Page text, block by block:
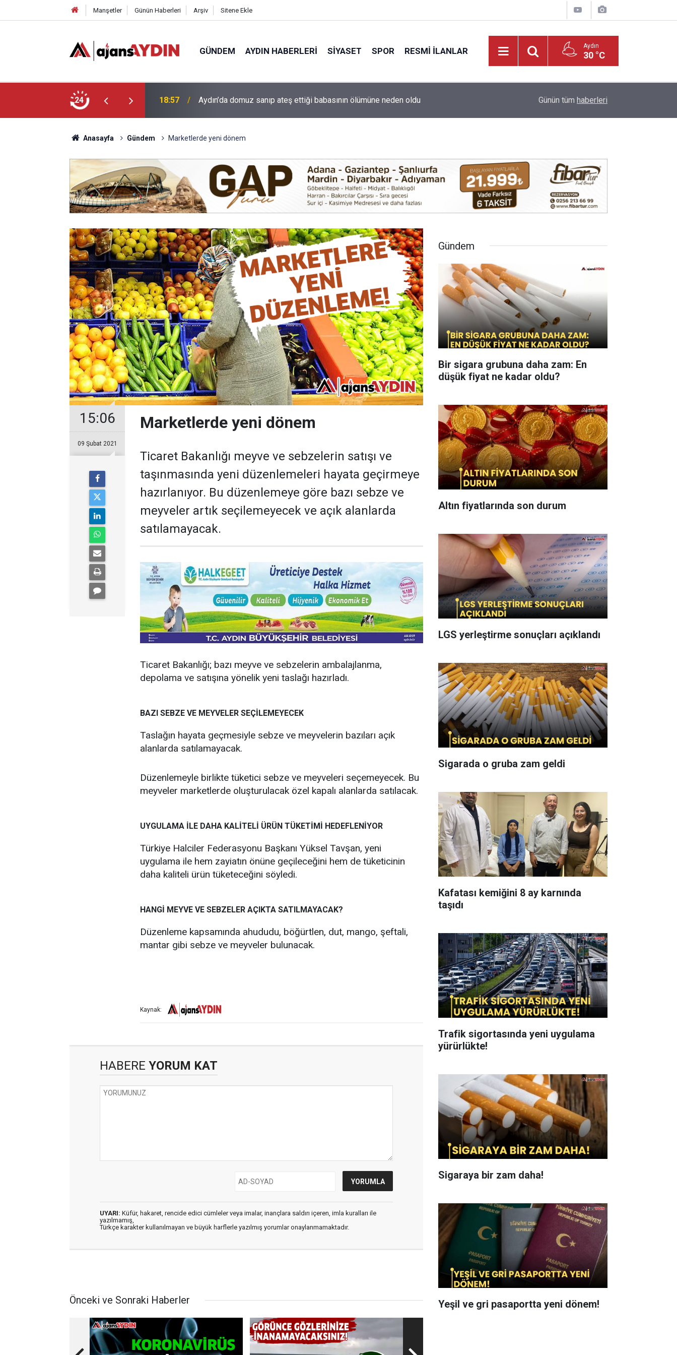
Manşetler Günün Haberleri Arşiv Sitene Ekle
GÜNDEM AYDIN HABERLERI SIYASET SPOR RESMI İLANLAR Aydın
30 °C
24 18:13 Yeni Parti'nin Aydın kurucu yönetimi belli oldu Vali Varol, Adalet Bakan Yardımcısı Can Tuncay'ı
Günün tüm haberleri
Anasayfa Gündem Marketlerde yeni dönem
15:06
09 Şubat 2021
Marketlerde yeni dönem
Ticaret Bakanlığı meyve ve sebzelerin satışı ve
taşınmasında yeni düzenlemeleri hayata geçirmeye
hazırlanıyor. Bu düzenlemeye göre bazı sebze ve
meyveler artık seçilemeyecek ve açık alanlarda
satılamayacak.
Ticaret Bakanlığı; bazı meyve ve sebzelerin ambalajlanma,
depolama ve satışına yönelik yeni taslağı hazırladı.
BAZI SEBZE VE MEYVELER SEÇİLEMEYECEK
Taslağın hayata geçmesiyle sebze ve meyvelerin bazıları açık
alanlarda satılamayacak.
Düzenlemeyle birlikte tüketici sebze ve meyveleri seçemeyecek. Bu
meyveler marketlerde oluşturulacak özel kapalı alanlarda satılacak.
UYGULAMA İLE DAHA KALİTELİ ÜRÜN TÜKETİMİ HEDEFLENİYOR
Türkiye Halciler Federasyonu Başkanı Yüksel Tavşan, yeni
uygulama ile hem zayiatın önüne geçileceğini hem de tüketicinin
daha kaliteli ürün tüketeceğini söyledi.
HANGİ MEYVE VE SEBZELER AÇIKTA SATILMAYACAK?
Düzenleme kapsamında ahududu, böğürtlen, dut, mango, şeftali,
mantar gibi sebze ve meyveler bulunacak.
Kaynak:
HABERE YORUM KAT
UYARI: Küfür, hakaret, rencide edici cümleler veya imalar, inançlara saldırı içeren, imla kuralları ile
yazılmamış,
Türkçe karakter kullanılmayan ve büyük harflerle yazılmış yorumlar onaylanmamaktadır.
Önceki ve Sonraki Haberler
Gündem
Bir sigara grubuna daha zam: En
düşük fiyat ne kadar oldu?
Altın fiyatlarında son durum
LGS yerleştirme sonuçları açıklandı
Sigarada o gruba zam geldi
Kafatası kemiğini 8 ay karnında
taşıdı
Trafik sigortasında yeni uygulama
yürürlükte!
Sigaraya bir zam daha!
Yeşil ve gri pasaportta yeni dönem!